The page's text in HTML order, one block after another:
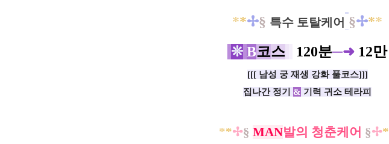
**✢§ 특수 토탈케어 §✢**
❊ B코스 120분─➜ 12만
[[[ 남성 궁 재생 강화 풀코스]]]
집나간 정기 & 기력 귀소 테라피
**✢§ MAN발의 청춘케어 §✢*